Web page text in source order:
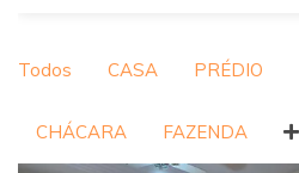
Todos CASA PRÉDIO
CHÁCARA FAZENDA